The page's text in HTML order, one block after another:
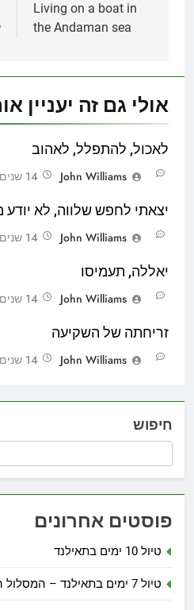
Living on a boat in
the Andaman sea
אולי גם זה יעניין
לאכול, להתפלל, לאהוב
John Williams
14 שנים ago
יצאתי לחפש שלווה, לא יודע
John Williams
14 שנים ago
יאללה, תעמיסו
John Williams
14 שנים ago
זריחתה של השקיעה
John Williams
14 שנים ago
חיפוש
פוסטים אחרונים
טיול 10 ימים בתאילנד
טיול 7 ימים בתאילנד – המסלול הקלאסי והמרוכז